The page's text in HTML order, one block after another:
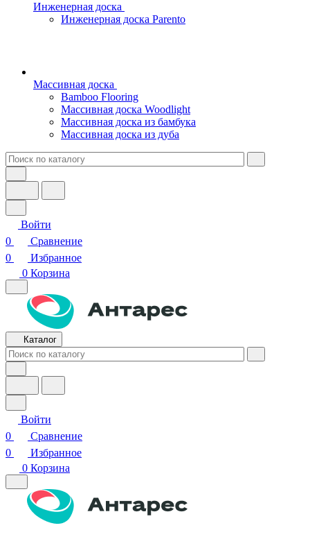
Инженерная доска
Инженерная доска Parento
Массивная доска
Bamboo Flooring
Массивная доска Woodlight
Массивная доска из бамбука
Массивная доска из дуба
Войти
0
Сравнение
0
Избранное
0 Корзина
Каталог
Войти
0
Сравнение
0
Избранное
0 Корзина